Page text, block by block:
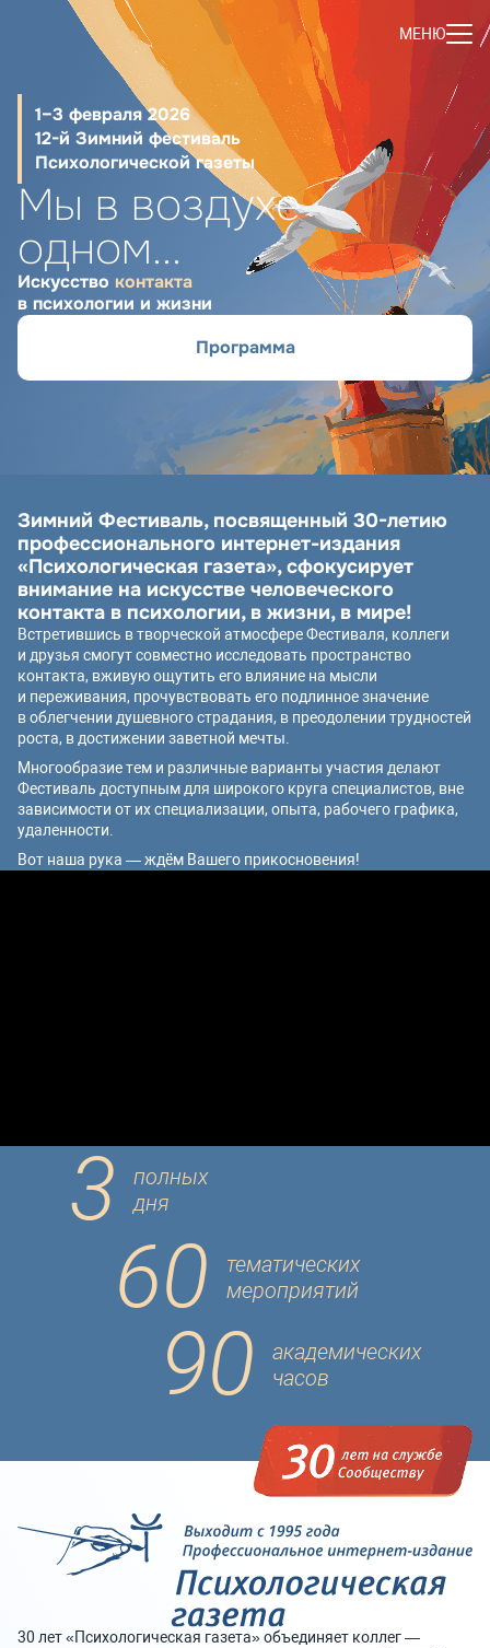
МЕНЮ
1–3 февраля 2026
12-й Зимний фестиваль
Психологической газеты
Мы в воздухе
одном...
Искусство контакта
в психологии и жизни
Программа
Зимний Фестиваль, посвященный 30-летию
профессионального интернет-издания
«Психологическая газета», сфокусирует
внимание на искусстве человеческого
контакта в психологии, в жизни, в мире!
Встретившись в творческой атмосфере Фестиваля, коллеги
и друзья смогут совместно исследовать пространство
контакта, вживую ощутить его влияние на мысли
и переживания, прочувствовать его подлинное значение
в облегчении душевного страдания, в преодолении трудностей
роста, в достижении заветной мечты.
Многообразие тем и различные варианты участия делают
Фестиваль доступным для широкого круга специалистов, вне
зависимости от их специализации, опыта, рабочего графика,
удаленности.
Вот наша рука — ждём Вашего прикосновения!
3
полных
дня
60
тематических
мероприятий
90
академических
часов
30 лет «Психологическая газета» объединяет коллег —